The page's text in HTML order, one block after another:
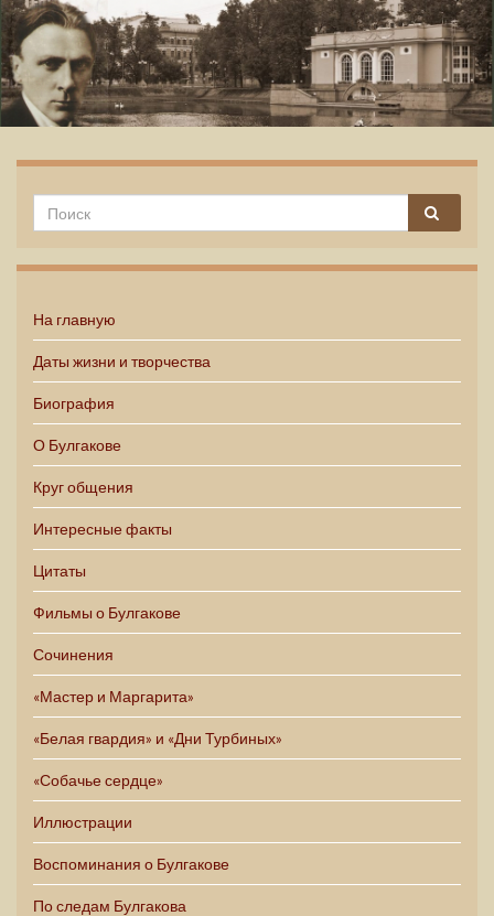
На главную
Даты жизни и творчества
Биография
О Булгакове
Круг общения
Интересные факты
Цитаты
Фильмы о Булгакове
Сочинения
«Мастер и Маргарита»
«Белая гвардия» и «Дни Турбиных»
«Собачье сердце»
Иллюстрации
Воспоминания о Булгакове
По следам Булгакова